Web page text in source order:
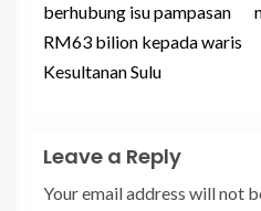
berhubung isu pampasan
RM63 bilion kepada waris
Kesultanan Sulu
Leave a Reply
Your email address will not